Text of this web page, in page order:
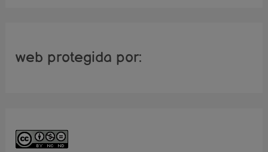
web protegida por: